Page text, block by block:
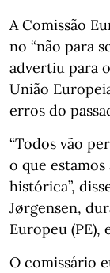
A Comissão
no “não para
advertiu para
União
erros do
“Todos vão
o que
histórica”,
Jørgensen,
Europeu (PE),
O comissário